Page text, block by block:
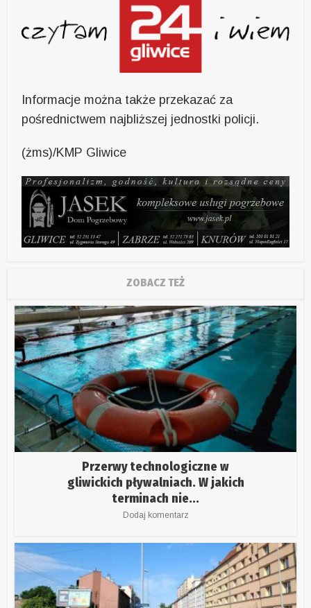
Informacje można także przekazać za
pośrednictwem najbliższej jednostki policji.
(żms)/KMP Gliwice
ZOBACZ TEŻ
Przerwy technologiczne w
gliwickich pływalniach. W jakich
terminach nie...
Dodaj komentarz